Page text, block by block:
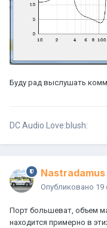
Буду рад выслушать
DC Audio Love:blush:
Nastradamus
Опубликовано 19
Порт большеват, объем
находится примерно в